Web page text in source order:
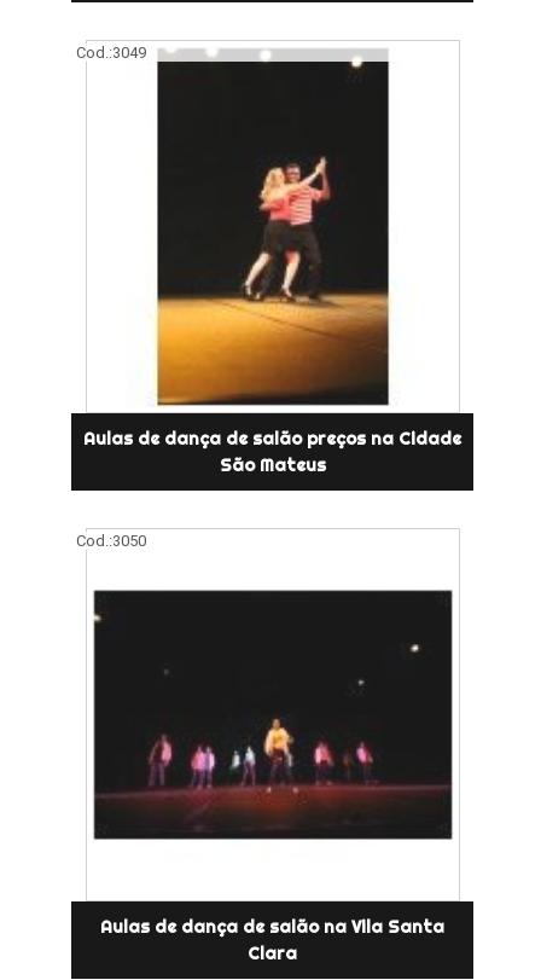
Cod.:3049
Aulas de dança de salão preços na Cidade
São Mateus
Cod.:3050
Aulas de dança de salão na Vila Santa
Clara